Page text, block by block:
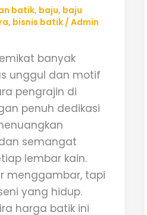
batik, baju, baju
, bisnis batik /Admin
banyak
unggul dan motif
pengrajin di
penuh dedikasi
semangat
lembar kain.
menggambar, tapi
yang hidup.
harga batik ini